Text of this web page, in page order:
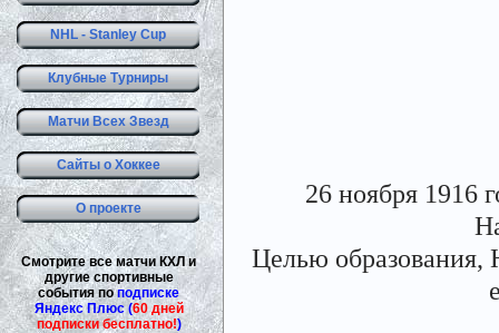
NHL - Stanley Cup
Клубные Турниры
Матчи Всех Звезд
Сайты о Хоккее
О проекте
Смотрите все матчи КХЛ и
другие спортивные
события поподписке
Яндекс Плюс (60 дней
подписки бесплатно!)
26 ноября 1916
Целью образования,